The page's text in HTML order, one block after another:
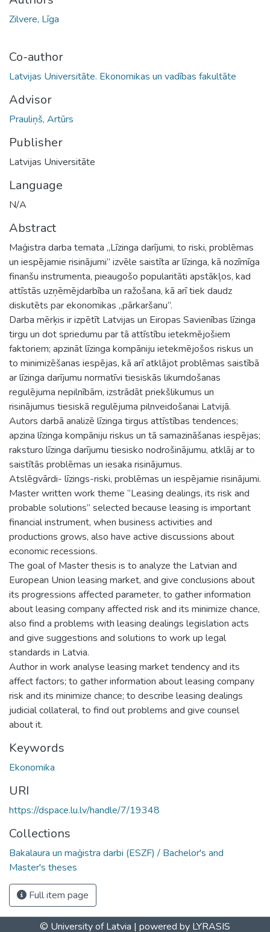
Zilvere, Līga
Co-author
Latvijas Universitāte. Ekonomikas un vadības fakultāte
Advisor
Prauliņš, Artūrs
Publisher
Latvijas Universitāte
Language
N/A
Abstract
Maģistra darba temata „Līzinga darījumi, to riski, problēmas
un iespējamie risinājumi” izvēle saistīta ar līzinga, kā nozīmīga
finanšu instrumenta, pieaugošo popularitāti apstākļos, kad
attīstās uzņēmējdarbība un ražošana, kā arī tiek daudz
diskutēts par ekonomikas „pārkaršanu”.
Darba mērķis ir izpētīt Latvijas un Eiropas Savienības līzinga
tirgu un dot spriedumu par tā attīstību ietekmējošiem
faktoriem; apzināt līzinga kompāniju ietekmējošos riskus un
to minimizēšanas iespējas, kā arī atklājot problēmas saistībā
ar līzinga darījumu normatīvi tiesiskās likumdošanas
regulējuma nepilnībām, izstrādāt priekšlikumus un
risinājumus tiesiskā regulējuma pilnveidošanai Latvijā.
Autors darbā analizē līzinga tirgus attīstības tendences;
apzina līzinga kompāniju riskus un tā samazināšanas iespējas;
raksturo līzinga darījumu tiesisko nodrošinājumu, atklāj ar to
saistītās problēmas un iesaka risinājumus.
Atslēgvārdi- līzings-riski, problēmas un iespējamie risinājumi.
Master written work theme “Leasing dealings, its risk and
probable solutions” selected because leasing is important
financial instrument, when business activities and
productions grows, also have active discussions about
economic recessions.
The goal of Master thesis is to analyze the Latvian and
European Union leasing market, and give conclusions about
its progressions affected parameter, to gather information
about leasing company affected risk and its minimize chance,
also find a problems with leasing dealings legislation acts
and give suggestions and solutions to work up legal
standards in Latvia.
Author in work analyse leasing market tendency and its
affect factors; to gather information about leasing company
risk and its minimize chance; to describe leasing dealings
judicial collateral, to find out problems and give counsel
about it.
Keywords
Ekonomika
URI
https://dspace.lu.lv/handle/7/19348
Collections
Bakalaura un maģistra darbi (ESZF) / Bachelor's and
Master's theses
Full item page
© University of Latvia | powered by LYRASIS